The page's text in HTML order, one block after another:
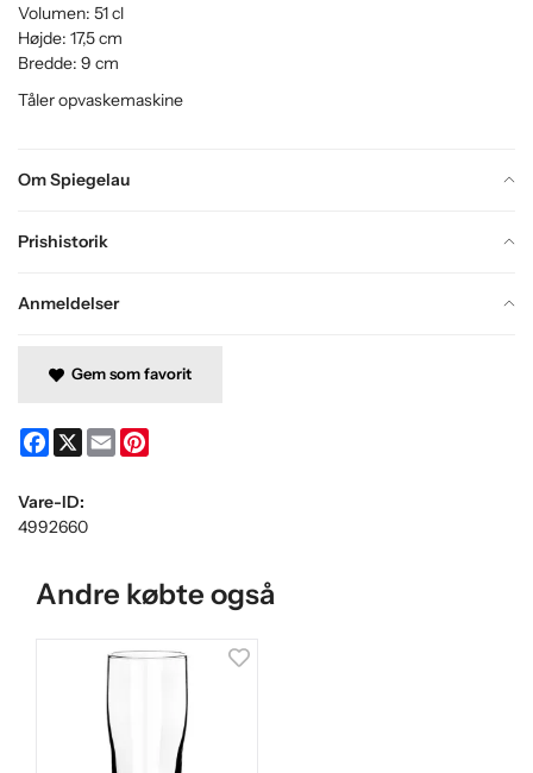
Om Spiegelau
Prishistorik
Anmeldelser
Volumen: 51 cl
Højde: 17,5 cm
Bredde: 9 cm
Tåler opvaskemaskine
Gem som favorit
Facebook
X Email
Vare-ID:
4992660
Andre købte også